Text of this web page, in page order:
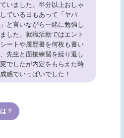
いました。半分以上おしゃ
ている日もあって「ヤバ
と言いながら一緒に勉強し
した。就職活動ではエント
シートや履歴書を何枚も書い
先生と面接練習を繰り返し
でしたが内定をもらえた時
感でいっぱいでした！
？